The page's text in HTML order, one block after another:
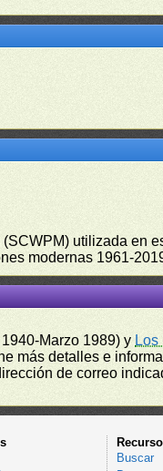
utilizada en
modernas 1961-
Marzo 1989) y
más detalles e
de correo
Buscar